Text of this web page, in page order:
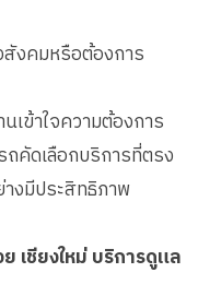
งคมหรือต้องการ
เข้าใจความต้องการ
ถคัดเลือกบริการที่ตรง
างมีประสิทธิภาพ
เชียงใหม่ บริการดูแล